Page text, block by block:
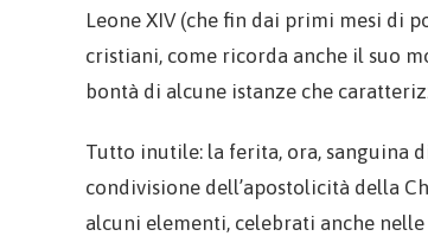
Leone XIV (che fin dai primi mesi di
cristiani, come ricorda anche il suo
bontà di alcune istanze che
Tutto inutile: la ferita, ora, sanguina
condivisione dell’apostolicità della
alcuni elementi, celebrati anche